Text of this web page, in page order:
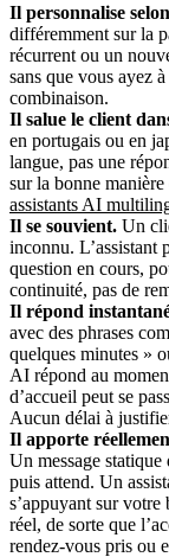
Il personnalise
différemment sur la
récurrent ou un
sans que vous ayez
combinaison.
Il salue le client
en portugais ou en
langue, pas une
sur la bonne
assistants AI
Il se souvient. Un
inconnu. L’assistant
question en cours,
continuité, pas de
Il répond
avec des phrases
quelques minutes »
AI répond au
d’accueil peut se
Aucun délai à
Il apporte
Un message
puis attend. Un
s’appuyant sur votre
réel, de sorte que
rendez-vous pris ou